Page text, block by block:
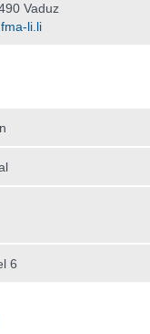
Vaduz
li.li
6